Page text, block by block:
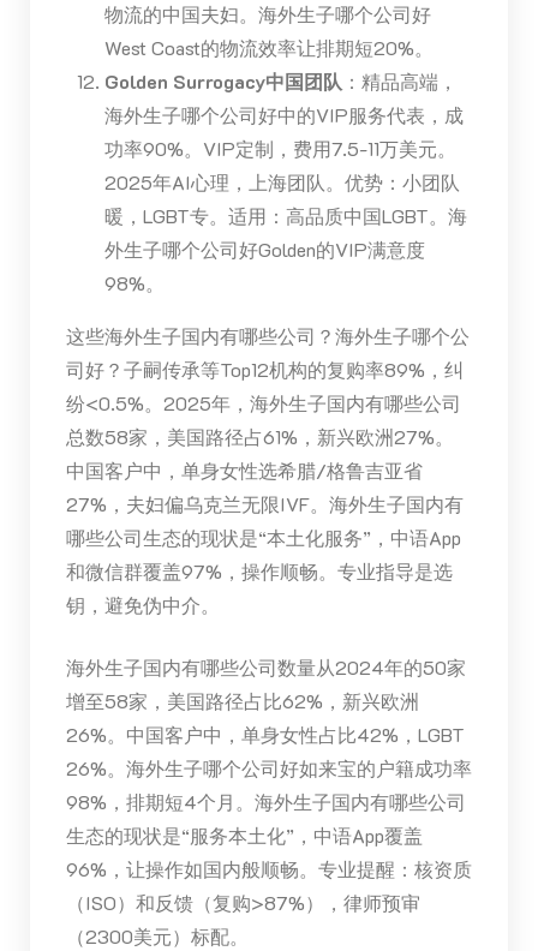
物流的中国夫妇。海外生子哪个公司好
West Coast的物流效率让排期短20%。
Golden Surrogacy中国团队 ：精品高端，
海外生子哪个公司好中的VIP服务代表，成
功率90%。VIP定制，费用7.5-11万美元。
2025年AI心理，上海团队。优势：小团队
暖，LGBT专。适用：高品质中国LGBT。海
外生子哪个公司好Golden的VIP满意度
98%。
这些海外生子国内有哪些公司？海外生子哪个公
司好？子嗣传承等Top12机构的复购率89%，纠
纷<0.5%。2025年，海外生子国内有哪些公司
总数58家，美国路径占61%，新兴欧洲27%。
中国客户中，单身女性选希腊/格鲁吉亚省
27%，夫妇偏乌克兰无限IVF。海外生子国内有
哪些公司生态的现状是“本土化服务”，中语App
和微信群覆盖97%，操作顺畅。专业指导是选
钥，避免伪中介。
海外生子国内有哪些公司数量从2024年的50家
增至58家，美国路径占比62%，新兴欧洲
26%。中国客户中，单身女性占比42%，LGBT
26%。海外生子哪个公司好如来宝的户籍成功率
98%，排期短4个月。海外生子国内有哪些公司
生态的现状是“服务本土化”，中语App覆盖
96%，让操作如国内般顺畅。专业提醒：核资质
（ISO）和反馈（复购>87%），律师预审
（2300美元）标配。